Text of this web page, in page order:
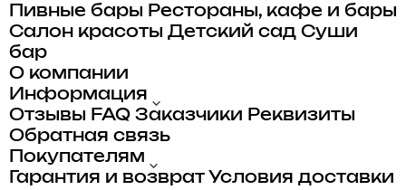
Пивные бары Рестораны, кафе и бары
Салон красоты Детский сад Суши
бар
О компании
Информация
Отзывы FAQ Заказчики Реквизиты
Обратная связь
Покупателям
Гарантия и возврат Условия доставки